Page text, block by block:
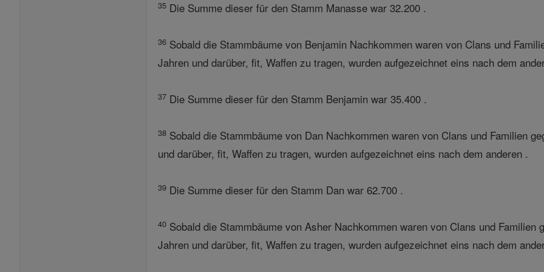
35 Die Summe dieser für den Stamm Manasse war 32.200 .
36 Sobald die Stammbäume von Benjamin Nachkommen waren von Clans und
Jahren und darüber, fit, Waffen zu tragen, wurden aufgezeichnet eins nach dem
37 Die Summe dieser für den Stamm Benjamin war 35.400 .
38 Sobald die Stammbäume von Dan Nachkommen waren von Clans und Familien
und darüber, fit, Waffen zu tragen, wurden aufgezeichnet eins nach dem anderen .
39 Die Summe dieser für den Stamm Dan war 62.700 .
40 Sobald die Stammbäume von Asher Nachkommen waren von Clans und
Jahren und darüber, fit, Waffen zu tragen, wurden aufgezeichnet eins nach dem